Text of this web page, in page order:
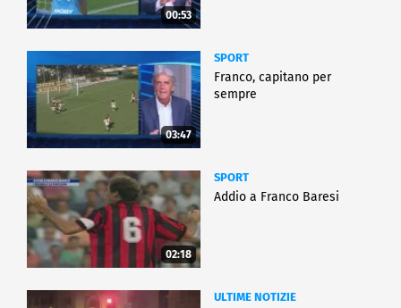
00:53
03:47
SPORT
Franco, capitano per
sempre
02:18
SPORT
Addio a Franco Baresi
ULTIME NOTIZIE